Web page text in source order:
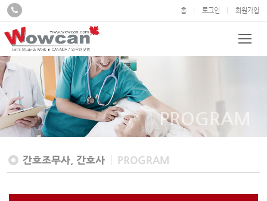
홈 로그인 회원가입
PROGRAM
간호조무사, 간호사 PROGRAM